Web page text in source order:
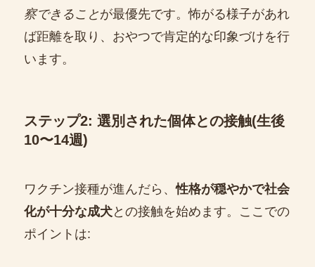
察できることが最優先です。怖がる様子があれ
ば距離を取り、おやつで肯定的な印象づけを行
います。
ステップ2: 選別された個体との接触(生後
10〜14週)
ワクチン接種が進んだら、性格が穏やかで社会
化が十分な成犬との接触を始めます。ここでの
ポイントは: